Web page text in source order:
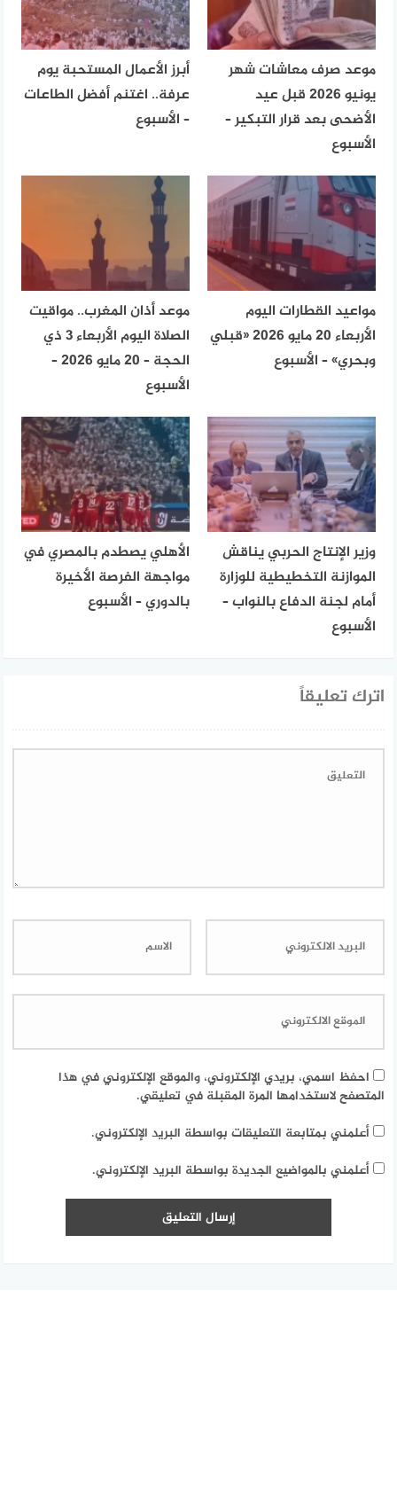
موعد صرف معاشات شهر
يونيو 2026 قبل عيد
الأضحى بعد قرار التبكير –
الأسبوع
أبرز الأعمال المستحبة يوم
عرفة.. اغتنم أفضل الطاعات
– الأسبوع
مواعيد القطارات اليوم
الأربعاء 20 مايو 2026 «قبلي
وبحري» – الأسبوع
موعد أذان المغرب.. مواقيت
الصلاة اليوم الأربعاء 3 ذي
الحجة – 20 مايو 2026 –
الأسبوع
وزير الإنتاج الحربي يناقش
الموازنة التخطيطية للوزارة
أمام لجنة الدفاع بالنواب –
الأسبوع
الأهلي يصطدم بالمصري في
مواجهة الفرصة الأخيرة
بالدوري – الأسبوع
اترك تعليقاً
احفظ اسمي، بريدي الإلكتروني، والموقع الإلكتروني في هذا
المتصفح لاستخدامها المرة المقبلة في تعليقي.
أعلمني بمتابعة التعليقات بواسطة البريد الإلكتروني.
أعلمني بالمواضيع الجديدة بواسطة البريد الإلكتروني.